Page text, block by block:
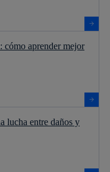
cómo aprender mejor
lucha entre daños y